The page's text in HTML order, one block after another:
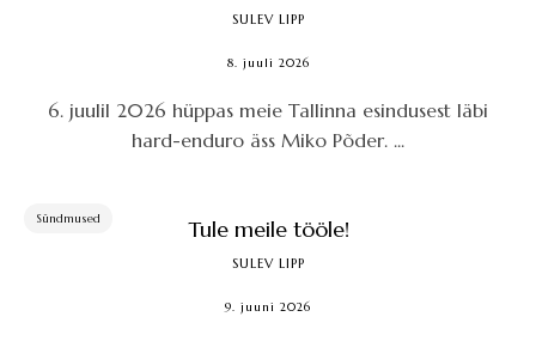
SULEV LIPP
8. juuli 2026
6. juulil 2026 hüppas meie Tallinna esindusest läbi
hard-enduro äss Miko Põder. ...
Sündmused Tule meile tööle!
SULEV LIPP
9. juuni 2026